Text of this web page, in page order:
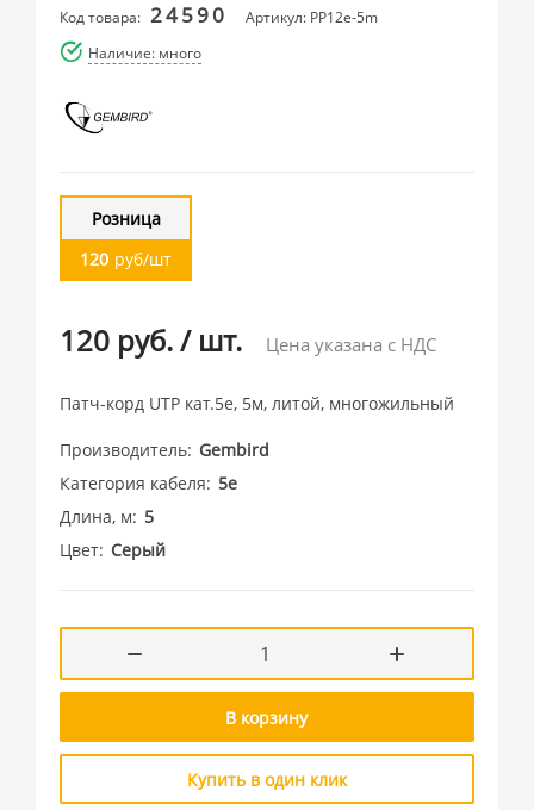
Код товара: 24590
Артикул: PP12e-5m
Наличие: много
Розница
120 руб/шт
120 руб./ шт. Цена указана с НДС
Патч-корд UTP кат.5e, 5м, литой, многожильный
Производитель Gembird
Категория кабеля
5e
Длина, м
5
Цвет Серый
В корзину
Купить в один клик